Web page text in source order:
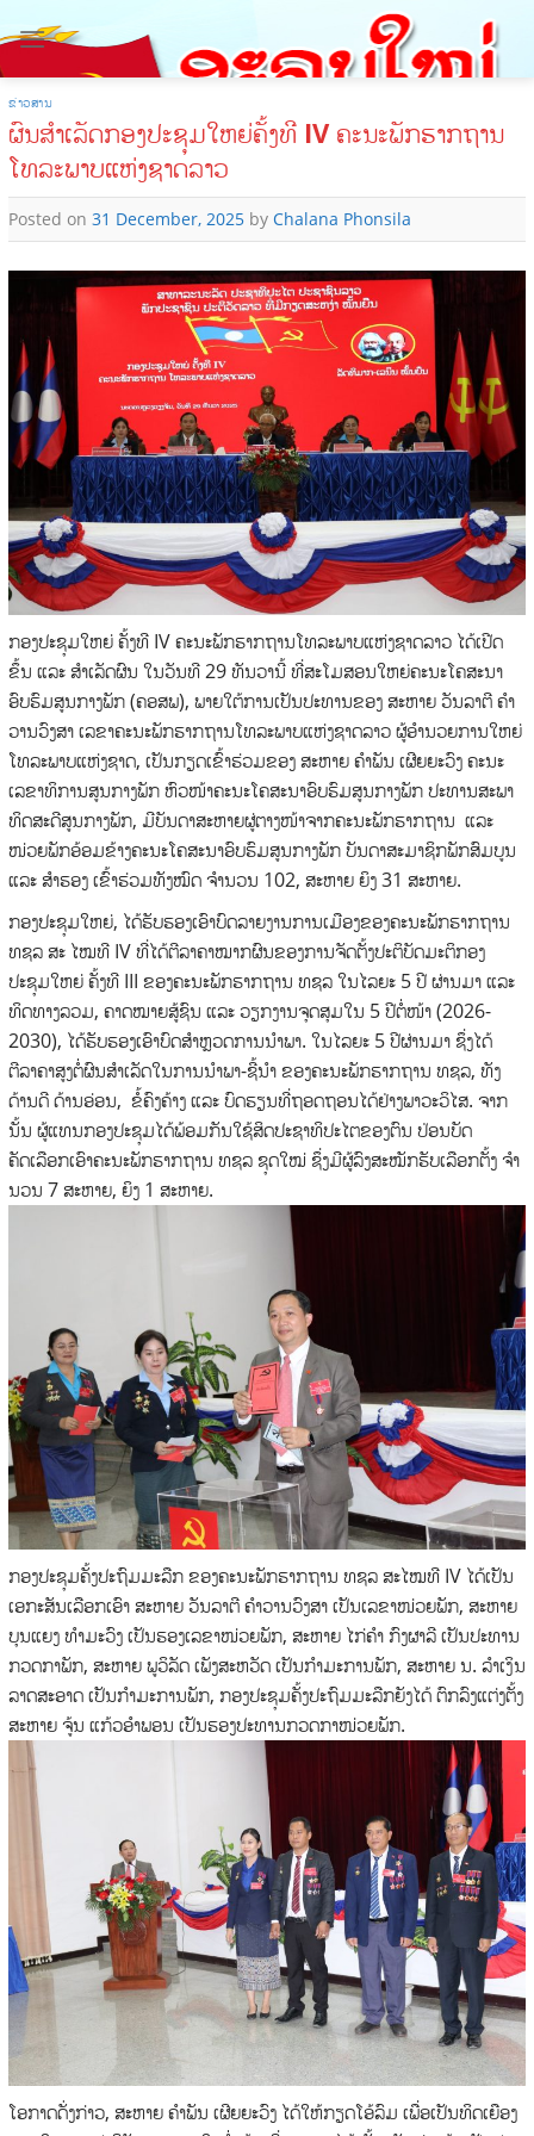
to
content
ຂ່າວສານ
ຜົນສຳເລັດກອງປະຊຸມໃຫຍ່ຄັ້ງທີ IV ຄະນະພັກຮາກຖານ
ໂທລະພາບແຫ່ງຊາດລາວ
Posted on 31 December, 2025 by Chalana Phonsila
ກອງປະຊຸມໃຫຍ່ ຄັ້ງທີ IV ຄະນະພັກຮາກຖານໂທລະພາບແຫ່ງຊາດລາວ ໄດ້ເປີດ
ຂຶ້ນ ແລະ ສໍາເລັດຜົນ ໃນວັນທີ 29 ທັນວານີ້ ທີ່ສະໂມສອນໃຫຍ່ຄະນະໂຄສະນາ
ອົບຮົມສູນກາງພັກ (ຄອສພ), ພາຍໃຕ້ການເປັນປະທານຂອງ ສະຫາຍ ວັນລາຕີ ຄໍາ
ວານວົງສາ ເລຂາຄະນະພັກຮາກຖານໂທລະພາບແຫ່ງຊາດລາວ ຜູ້ອໍານວຍການໃຫຍ່
ໂທລະພາບແຫ່ງຊາດ, ເປັນກຽດເຂົ້າຮ່ວມຂອງ ສະຫາຍ ຄໍາພັນ ເຜີຍຍະວົງ ຄະນະ
ເລຂາທິການສູນກາງພັກ ຫົວໜ້າຄະນະໂຄສະນາອົບຮົມສູນກາງພັກ ປະທານສະພາ
ທິດສະດີສູນກາງພັກ, ມີບັນດາສະຫາຍຜູ່ຕາງໜ້າຈາກຄະນະພັກຮາກຖານ ແລະ
ໜ່ວຍພັກອ້ອມຂ້າງຄະນະໂຄສະນາອົບຮົມສູນກາງພັກ ບັນດາສະມາຊິກພັກສົມບູນ
ແລະ ສໍາຮອງ ເຂົ້າຮ່ວມທັງໝົດ ຈໍານວນ 102, ສະຫາຍ ຍິງ 31 ສະຫາຍ.
ກອງປະຊຸມໃຫຍ່, ໄດ້ຮັບຮອງເອົາບົດລາຍງານການເມືອງຂອງຄະນະພັກຮາກຖານ
ທຊລ ສະ ໄໝທີ IV ທີ່ໄດ້ຕີລາຄາໝາກຜົນຂອງການຈັດຕັ້ງປະຕິບັດມະຕິກອງ
ປະຊຸມໃຫຍ່ ຄັ້ງທີ III ຂອງຄະນະພັກຮາກຖານ ທຊລ ໃນໄລຍະ 5 ປີ ຜ່ານມາ ແລະ
ທິດທາງລວມ, ຄາດໝາຍສູ້ຊົນ ແລະ ວຽກງານຈຸດສຸມໃນ 5 ປີຕໍ່ໜ້າ (2026-
2030), ໄດ້ຮັບຮອງເອົາບົດສໍາຫຼວດການນໍາພາ. ໃນໄລຍະ 5 ປີຜ່ານມາ ຊຶ່ງໄດ້
ຕີລາຄາສູງຕໍ່ຜົນສໍາເລັດໃນການນໍາພາ-ຊີ້ນໍາ ຂອງຄະນະພັກຮາກຖານ ທຊລ, ທັງ
ດ້ານດີ​ ດ້ານອ່ອນ, ຂໍ້ຄົງຄ້າງ ແລະ ບົດຮຽນທີ່ຖອດຖອນໄດ້ຢ່າງພາວະວິໄສ. ຈາກ
ນັ້ນ ຜູ້ແທນກອງປະຊຸມໄດ້ພ້ອມກັນໃຊ້ສິດປະຊາທິປະໄຕຂອງຕົນ ປ່ອນບັດ
ຄັດເລືອກເອົາຄະນະພັກຮາກຖານ ທຊລ ຊຸດໃໝ່ ຊຶ່ງມີຜູ້ລົງສະໝັກຮັບເລືອກຕັ້ງ ຈໍາ
ນວນ 7 ສະຫາຍ, ຍິງ 1 ສະຫາຍ.
ກອງປະຊຸມຄັ້ງປະຖົມມະລືກ ຂອງຄະນະພັກຮາກຖານ ທຊລ ສະໄໝທີ IV ໄດ້ເປັນ
ເອກະສັນເລືອກເອົາ ສະຫາຍ ວັນລາຕີ ຄຳວານວົງສາ ເປັນເລຂາໜ່ວຍພັກ, ສະຫາຍ
ບຸນແຍງ ທໍາມະວົງ ເປັນຮອງເລຂາໜ່ວຍພັກ, ສະຫາຍ ໄກ່ຄໍາ ກົງຜາລີ ເປັນປະທານ
ກວດກາພັກ, ສະຫາຍ ພູວິລັດ ເພັງສະຫວັດ ເປັນກໍາມະການພັກ, ສະຫາຍ ນ. ລຳເງິນ
ລາດສະອາດ ເປັນກໍາມະການພັກ, ກອງປະຊຸມຄັ້ງປະຖົມມະລືກຍັງໄດ້ ຕົກລົງແຕ່ງຕັ້ງ
ສະຫາຍ ຈູ້ນ ແກ້ວອຳພອນ ເປັນຮອງປະທານກວດກາໜ່ວຍພັກ.
ໂອກາດດັ່ງກ່າວ, ສະຫາຍ ຄໍາພັນ ເຜີຍຍະວົງ ໄດ້ໃຫ້ກຽດໂອ້ລົມ ເພື່ອເປັນທິດເຍືອງ